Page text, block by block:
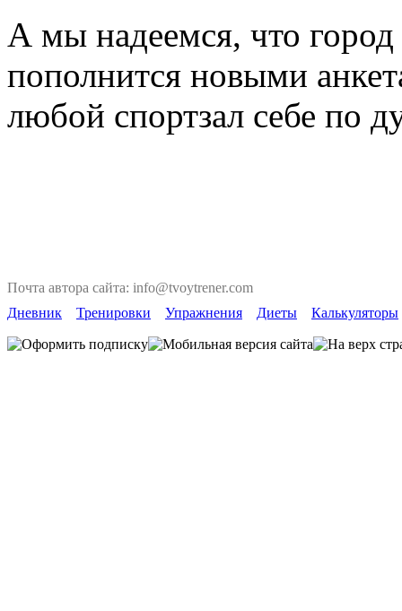
А мы надеемся, что
пополнится новыми
любой спортзал себе по
Почта автора сайта: info@tvoytrener.com
Дневник
Тренировки Упражнения Диеты Калькуляторы